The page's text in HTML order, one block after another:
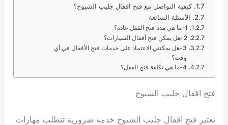
كيفية التواصل مع فتح اقفال جليب الشيوخ؟
الأسئلة الشائعة
1-ما هي مدة فتح القفل عادة؟
2-هل يمكن فتح أقفال السيارات؟
3-هل يمكنني الاعتماد على خدمات فتح الأقفال في أي
وقت؟
4-ما هي تكلفة فتح القفل؟
فتح اقفال جليب الشيوخ
تعتبر فتح اقفال جليب الشيوخ خدمة ضرورية تتطلب مهارات